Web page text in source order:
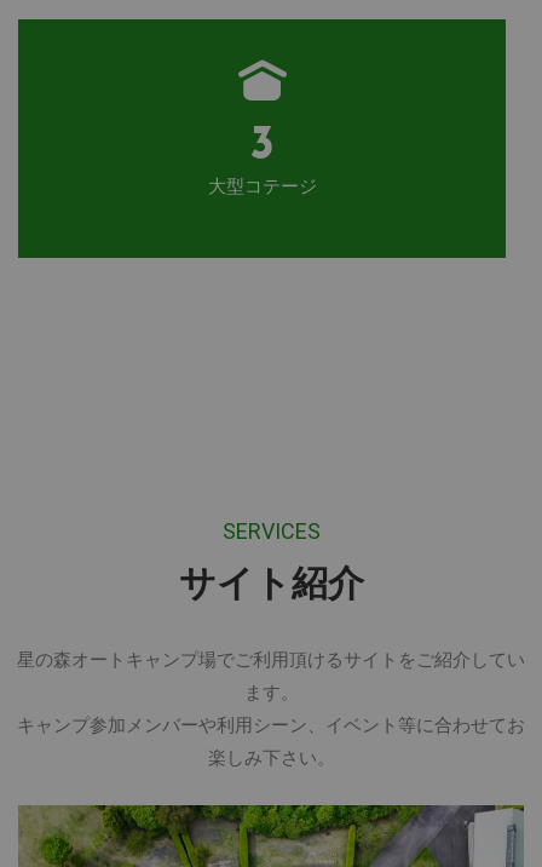
3
大型コテージ
SERVICES
サイト紹介
星の森オートキャンプ場でご利用頂けるサイトをご紹介してい
ます。
キャンプ参加メンバーや利用シーン、イベント等に合わせてお
楽しみ下さい。